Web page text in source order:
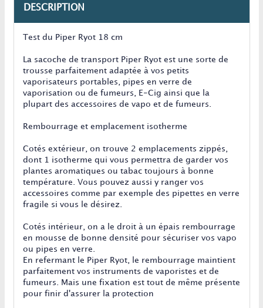
DESCRIPTION
Test du Piper Ryot 18 cm
La sacoche de transport Piper Ryot est une sorte de
trousse parfaitement adaptée à vos petits
vaporisateurs portables, pipes en verre de
vaporisation ou de fumeurs, E-Cig ainsi que la
plupart des accessoires de vapo et de fumeurs.
Rembourrage et emplacement isotherme
Cotés extérieur, on trouve 2 emplacements zippés,
dont 1 isotherme qui vous permettra de garder vos
plantes aromatiques ou tabac toujours à bonne
température. Vous pouvez aussi y ranger vos
accessoires comme par exemple des pipettes en verre
fragile si vous le désirez.
Cotés intérieur, on a le droit à un épais rembourrage
en mousse de bonne densité pour sécuriser vos vapo
ou pipes en verre.
En refermant le Piper Ryot, le rembourrage maintient
parfaitement vos instruments de vaporistes et de
fumeurs. Mais une fixation est tout de même présente
pour finir d'assurer la protection